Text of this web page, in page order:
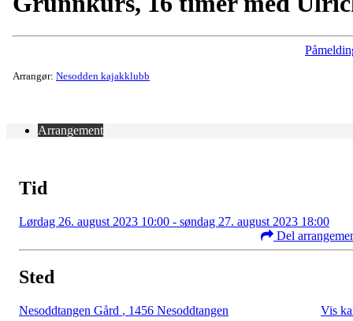
Arrangør: Nesodden kajakklubb
Arrangement
Tid
Lørdag 26. august 2023 10:00 - søndag 27. august 2023 18:00
Del
Sted
Nesoddtangen Gård , 1456 Nesoddtangen Vis